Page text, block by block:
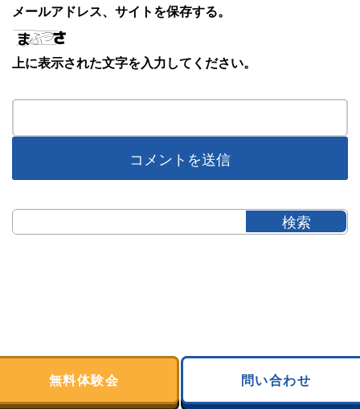
メールアドレス、サイトを保存する。
上に表示された文字を入力してください。
無料体験会 問い合わせ